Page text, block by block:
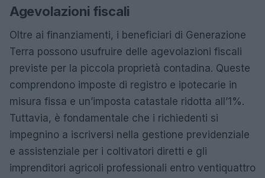
Agevolazioni fiscali
Oltre ai finanziamenti, i beneficiari di Generazione
Terra possono usufruire delle agevolazioni fiscali
previste per la piccola proprietà contadina. Queste
comprendono imposte di registro e ipotecarie in
misura fissa e un’imposta catastale ridotta all’1%.
Tuttavia, è fondamentale che i richiedenti si
impegnino a iscriversi nella gestione previdenziale
e assistenziale per i coltivatori diretti e gli
imprenditori agricoli professionali entro ventiquattro